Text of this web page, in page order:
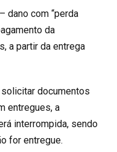
dano com “perda
da
a partir da entrega
documentos
entregues, a
interrompida, sendo
for entregue.